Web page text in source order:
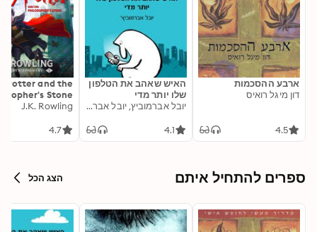
ארבע ההסכמות
דון מיגל רואיס
4.5
האיש שאהב את הטלפון
שלו יותר מדי
יובל אברמוביץ, יובל אברמוביץ'
4.1
Potter and the
Stone
J.K. Rowling
4.7
ספרים להתחיל איתם הצג הכל